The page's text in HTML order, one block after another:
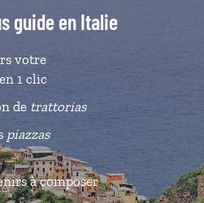
guide en Italie
votre
1 clic
de trattorias
piazzas
à composer